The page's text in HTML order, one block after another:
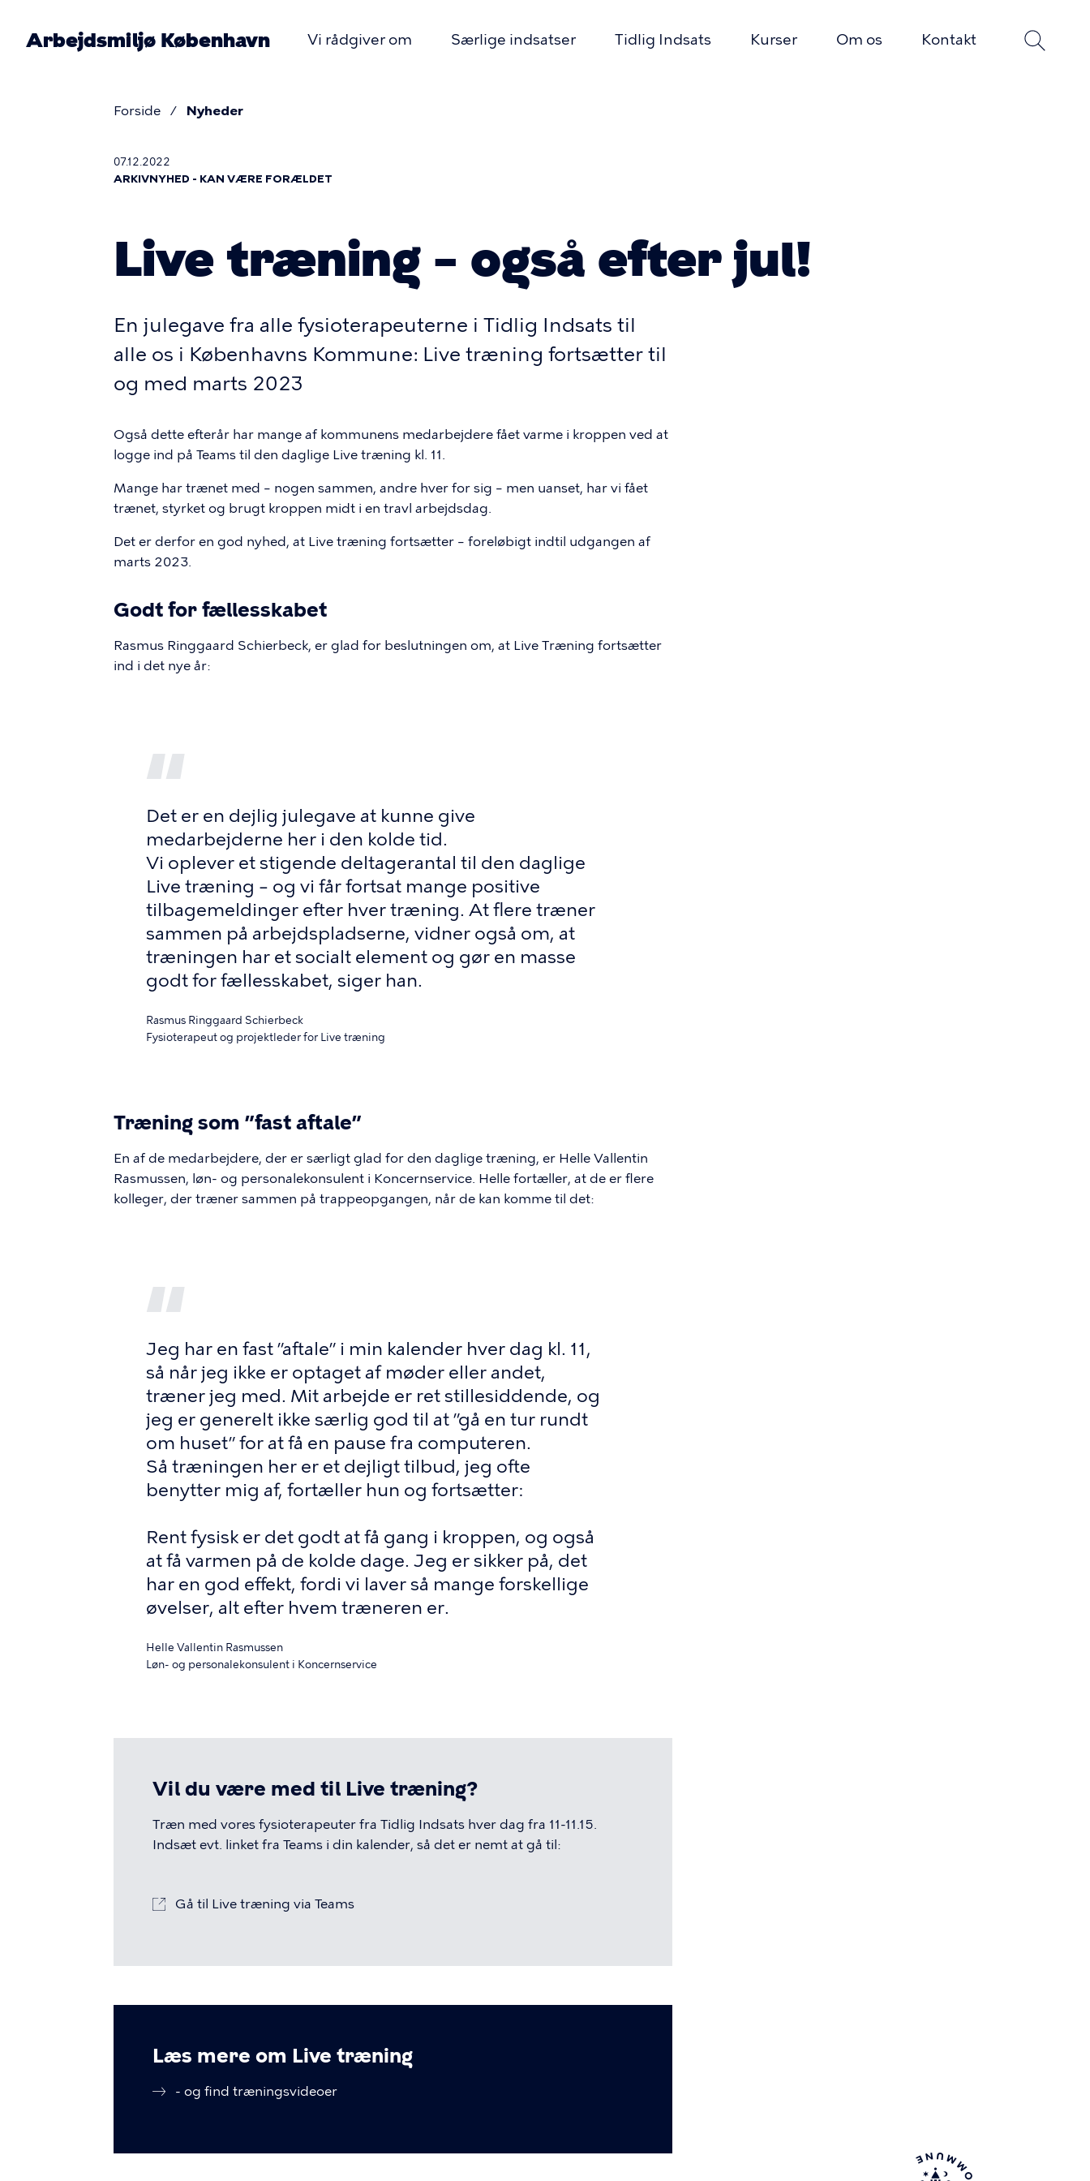
hovedindhold
Arbejdsmiljø København Vi rådgiver om Særlige indsatser Tidlig Indsats Kurser Om os Kontakt
Brødkrumme
Forside Nyheder
07.12.2022
ARKIVNYHED - KAN VÆRE FORÆLDET
Live træning – også efter jul!
En julegave fra alle fysioterapeuterne i Tidlig Indsats til
alle os i Københavns Kommune: Live træning fortsætter til
og med marts 2023
Også dette efterår har mange af kommunens medarbejdere fået varme i kroppen ved at
logge ind på Teams til den daglige Live træning kl. 11.
Mange har trænet med – nogen sammen, andre hver for sig – men uanset, har vi fået
trænet, styrket og brugt kroppen midt i en travl arbejdsdag.
Det er derfor en god nyhed, at Live træning fortsætter – foreløbigt indtil udgangen af
marts 2023.
Godt for fællesskabet
Rasmus Ringgaard Schierbeck, er glad for beslutningen om, at Live Træning fortsætter
ind i det nye år:
Det er en dejlig julegave at kunne give
medarbejderne her i den kolde tid.
Vi oplever et stigende deltagerantal til den daglige
Live træning – og vi får fortsat mange positive
tilbagemeldinger efter hver træning. At flere træner
sammen på arbejdspladserne, vidner også om, at
træningen har et socialt element og gør en masse
godt for fællesskabet, siger han.
Rasmus Ringgaard Schierbeck
Fysioterapeut og projektleder for Live træning
Træning som ”fast aftale”
En af de medarbejdere, der er særligt glad for den daglige træning, er Helle Vallentin
Rasmussen, løn- og personalekonsulent i Koncernservice. Helle fortæller, at de er flere
kolleger, der træner sammen på trappeopgangen, når de kan komme til det:
Jeg har en fast ”aftale” i min kalender hver dag kl. 11,
så når jeg ikke er optaget af møder eller andet,
træner jeg med. Mit arbejde er ret stillesiddende, og
jeg er generelt ikke særlig god til at ”gå en tur rundt
om huset” for at få en pause fra computeren.
Så træningen her er et dejligt tilbud, jeg ofte
benytter mig af, fortæller hun og fortsætter:
Rent fysisk er det godt at få gang i kroppen, og også
at få varmen på de kolde dage. Jeg er sikker på, det
har en god effekt, fordi vi laver så mange forskellige
øvelser, alt efter hvem træneren er.
Helle Vallentin Rasmussen
Løn- og personalekonsulent i Koncernservice
Vil du være med til Live træning?
Træn med vores fysioterapeuter fra Tidlig Indsats hver dag fra 11-11.15.
Indsæt evt. linket fra Teams i din kalender, så det er nemt at gå til:
Gå til Live træning via Teams
Læs mere om Live træning
- og find træningsvideoer